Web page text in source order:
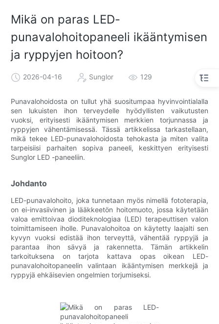
Mikä on paras LED-
punavalohoitopaneeli ikääntymisen
ja ryppyjen hoitoon?
2026-04-16 Sunglor 129
Punavalohoidosta on tullut yhä suositumpaa hyvinvointialalla
sen lukuisten ihon terveydelle hyödyllisten vaikutusten
vuoksi, erityisesti ikääntymisen merkkien torjunnassa ja
ryppyjen vähentämisessä. Tässä artikkelissa tarkastellaan,
mikä tekee LED-punavalohoidosta tehokasta ja miten valita
tarpeisiisi parhaiten sopiva paneeli, keskittyen erityisesti
Sunglor LED -paneeliin.
Johdanto
LED-punavalohoito, joka tunnetaan myös nimellä fototerapia,
on ei-invasiivinen ja lääkkeetön hoitomuoto, jossa käytetään
valoa emittoivaa dioditeknologiaa (LED) terapeuttisen valon
toimittamiseen iholle. Punavalohoitoa on käytetty laajalti sen
kyvyn vuoksi edistää ihon terveyttä, vähentää ryppyjä ja
parantaa ihon sävyä ja rakennetta. Tämän artikkelin
tarkoituksena on tarjota kattava opas oikean LED-
punavalohoitopaneelin valintaan ikääntymisen merkkejä ja
ryppyjä ehkäisevien ongelmien torjumiseksi.